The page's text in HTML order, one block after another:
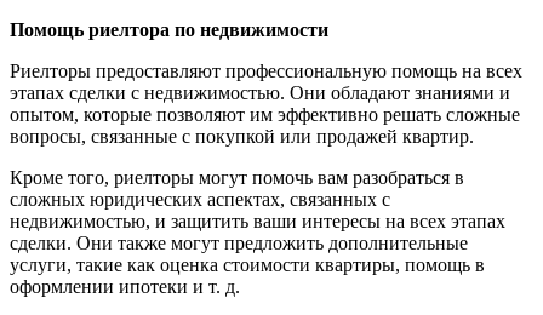
Помощь риелтора по недвижимости
Риелторы предоставляют профессиональную помощь на всех
этапах сделки с недвижимостью. Они обладают знаниями и
опытом, которые позволяют им эффективно решать сложные
вопросы, связанные с покупкой или продажей квартир.
Кроме того, риелторы могут помочь вам разобраться в
сложных юридических аспектах, связанных с
недвижимостью, и защитить ваши интересы на всех этапах
сделки. Они также могут предложить дополнительные
услуги, такие как оценка стоимости квартиры, помощь в
оформлении ипотеки и т. д.